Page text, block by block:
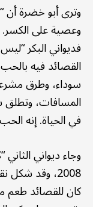
وترى أبو خضرة أن
وعصية على الكسر.
القصائد فيه
سوداء، وطرق
المسافات،
في الحياة. إنه
وجاء ديواني
2008، وقد
كان للقصائد طعم